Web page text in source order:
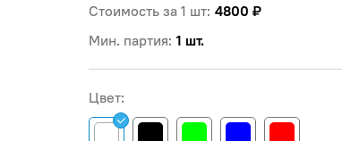
Стоимость за 1 шт: 4800₽
Мин. партия: 1 шт.
Цвет: